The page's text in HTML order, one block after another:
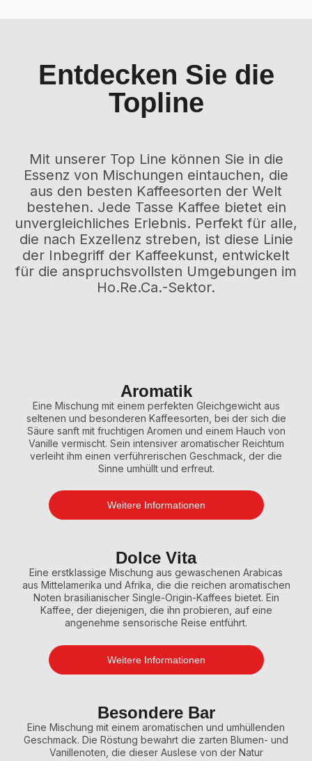
Entdecken Sie die
Topline
Mit unserer Top Line können Sie in die
Essenz von Mischungen eintauchen, die
aus den besten Kaffeesorten der Welt
bestehen. Jede Tasse Kaffee bietet ein
unvergleichliches Erlebnis. Perfekt für alle,
die nach Exzellenz streben, ist diese Linie
der Inbegriff der Kaffeekunst, entwickelt
für die anspruchsvollsten Umgebungen im
Ho.Re.Ca.-Sektor.
Aromatik
Eine Mischung mit einem perfekten Gleichgewicht aus
seltenen und besonderen Kaffeesorten, bei der sich die
Säure sanft mit fruchtigen Aromen und einem Hauch von
Vanille vermischt. Sein intensiver aromatischer Reichtum
verleiht ihm einen verführerischen Geschmack, der die
Sinne umhüllt und erfreut.
Weitere Informationen
Dolce Vita
Eine erstklassige Mischung aus gewaschenen Arabicas
aus Mittelamerika und Afrika, die die reichen aromatischen
Noten brasilianischer Single-Origin-Kaffees bietet. Ein
Kaffee, der diejenigen, die ihn probieren, auf eine
angenehme sensorische Reise entführt.
Weitere Informationen
Besondere Bar
Eine Mischung mit einem aromatischen und umhüllenden
Geschmack. Die Röstung bewahrt die zarten Blumen- und
Vanillenoten, die dieser Auslese von der Natur